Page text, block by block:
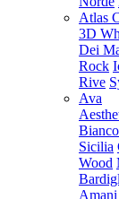
Atlas
3D
Dei
Rock
Rive
Ava
Sicilia
Wood
Amani